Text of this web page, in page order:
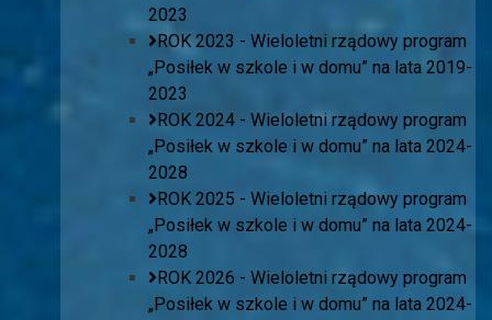
2023
ROK 2023 - Wieloletni rządowy program
„Posiłek w szkole i w domu” na lata 2019-
2023
ROK 2024 - Wieloletni rządowy program
„Posiłek w szkole i w domu” na lata 2024-
2028
ROK 2025 - Wieloletni rządowy program
„Posiłek w szkole i w domu” na lata 2024-
2028
ROK 2026 - Wieloletni rządowy program
„Posiłek w szkole i w domu” na lata 2024-